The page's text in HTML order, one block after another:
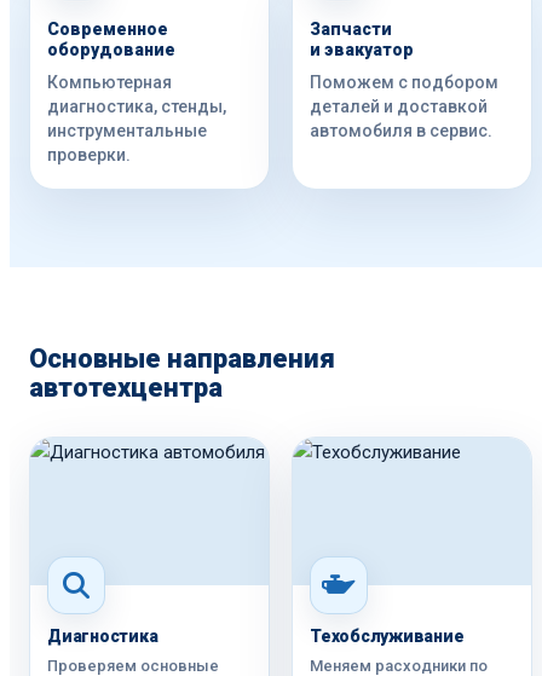
Современное
оборудование
Компьютерная
диагностика, стенды,
инструментальные
проверки.
Запчасти
и эвакуатор
Поможем с подбором
деталей и доставкой
автомобиля в сервис.
Основные направления
автотехцентра
Диагностика
Проверяем основные
Техобслуживание
Меняем расходники по